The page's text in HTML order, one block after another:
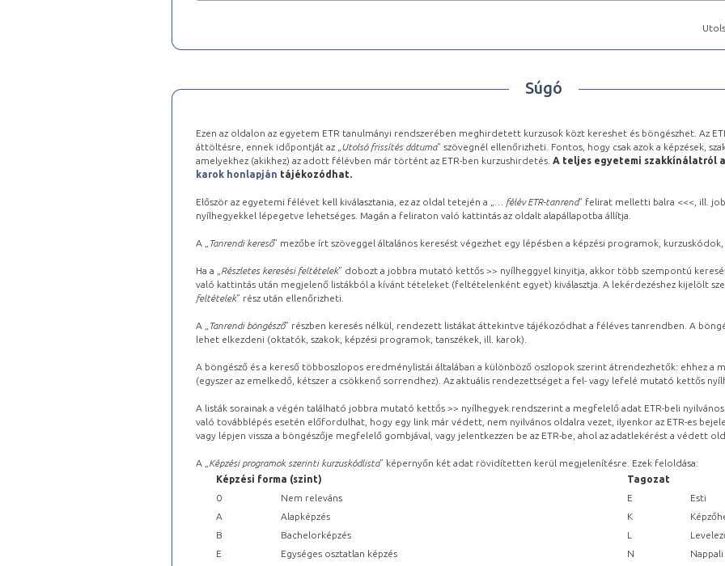
Súgó
Ezen az oldalon az egyetem ETR tanulmányi rendszerében meghirdetett kurzusok közt kereshet és böngészhet. Az
áttöltésre, ennek időpontját az „ Utolsó frissítés dátuma” szövegnél ellenőrizheti. Fontos, hogy csak azok a képzések,
amelyekhez (akikhez) az adott félévben már történt az ETR-ben kurzushirdetés. A teljes egyetemi szakkínálatról a
karok honlapján tájékozódhat.
Először az egyetemi félévet kell kiválasztania, ez az oldal tetején a „ … félév ETR-tanrend” felirat melletti balra <<<, ill.
nyílhegyekkel lépegetve lehetséges. Magán a feliraton való kattintás az oldalt alapállapotba állítja.
A „ Tanrendi kereső” mezőbe írt szöveggel általános keresést végezhet egy lépésben a képzési programok,
Ha a „ Részletes keresési feltételek” dobozt a jobbra mutató kettős >> nyílheggyel kinyitja, akkor több szempontú
való kattintás után megjelenő listákból a kívánt tételeket (feltételenként egyet) kiválasztja. A lekérdezéshez kijelölt
feltételek” rész után ellenőrizheti.
A „ Tanrendi böngésző” részben keresés nélkül, rendezett listákat áttekintve tájékozódhat a féléves tanrendben. A
lehet elkezdeni (oktatók, szakok, képzési programok, tanszékek, ill. karok).
A böngésző és a kereső többoszlopos eredménylistái általában a különböző oszlopok szerint átrendezhetők: ehhez a
(egyszer az emelkedő, kétszer a csökkenő sorrendhez). Az aktuális rendezettséget a fel- vagy lefelé mutató kettős
A listák sorainak a végén található jobbra mutató kettős >> nyílhegyek rendszerint a megfelelő adat ETR-beli
való továbblépés esetén előfordulhat, hogy egy link már védett, nem nyilvános oldalra vezet, ilyenkor az ETR-es
vagy lépjen vissza a böngészője megfelelő gombjával, vagy jelentkezzen be az ETR-be, ahol az adatlekérést a védett
A „ Képzési programok szerinti kurzuskódlista” képernyőn két adat rövidítetten kerül megjelenítésre. Ezek feloldása:
Képzési forma (szint)
Tagozat
0
Nem releváns E
Esti
A
Alapképzés K
B
Bachelorképzés L
E
Egységes osztatlan képzés N
Nappali